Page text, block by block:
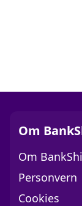
Om
Om
Personvern
Cookies